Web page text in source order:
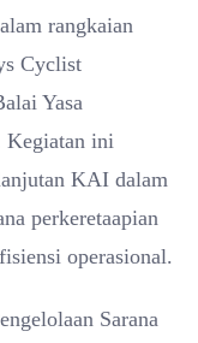
rangkaian
Cyclist
Yasa
Kegiatan ini
KAI dalam
perkeretaapian
operasional.
Sarana